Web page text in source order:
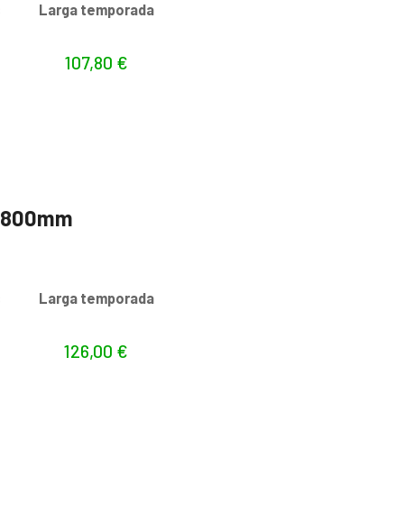
Larga temporada
107,80 €
Larga temporada
126,00 €